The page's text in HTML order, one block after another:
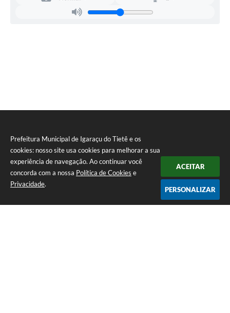
Prefeitura Municipal de Igaraçu do Tietê e os
cookies: nosso site usa cookies para melhorar a sua
experiência de navegação. Ao continuar você
concorda com a nossa Política de Cookies e
Privacidade.
ACEITAR
PERSONALIZAR